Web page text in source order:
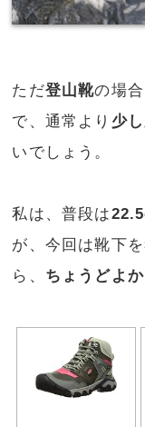
ただ登山靴の場合
で、通常より 少
いでしょう。
私は、普段は
が、今回は靴下を
ら、 ちょうどよ